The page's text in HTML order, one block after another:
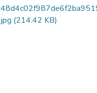
jpg (214.42 KB)